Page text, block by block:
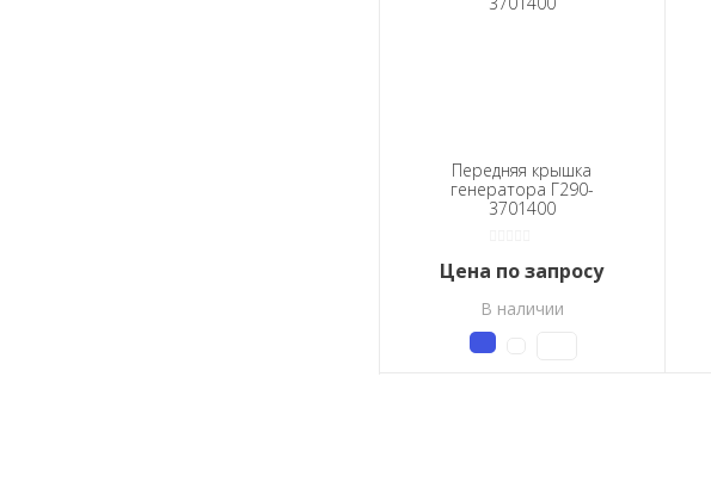
Передняя крышка
генератора Г290-
3701400
Цена по запросу
В наличии